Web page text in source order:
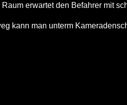
erwartet den Befahrer mit
kann man unterm